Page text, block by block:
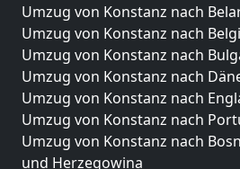
Umzug von Konstanz nach
Umzug von Konstanz nach
Umzug von Konstanz nach
Umzug von Konstanz nach
Umzug von Konstanz nach
Umzug von Konstanz nach
Umzug von Konstanz nach
und Herzegowina